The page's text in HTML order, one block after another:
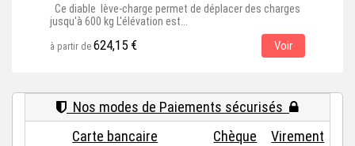
Ce diable lève-charge permet de déplacer des charges
jusqu'à 600 kg L'élévation est...
à partir de 624,15 € Voir
Nos modes de Paiements sécurisés
Carte bancaire
Chèque Virement